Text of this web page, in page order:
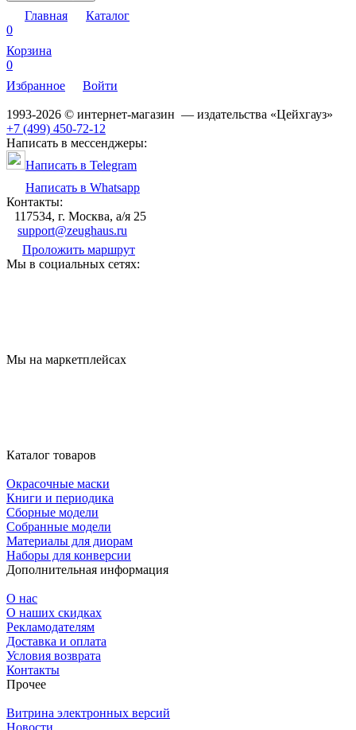
Главная
Каталог
0
Корзина
0
Избранное
Войти
1993-2026 © интернет-магазин — издательства «Цейхгауз»
+7 (499) 450-72-12
Написать в мессенджеры:
Написать в Telegram
Написать в Whatsapp
Контакты:
117534, г. Москва, а/я 25
support@zeughaus.ru
Проложить маршрут
Мы в социальных сетях:
Мы на маркетплейсах
Каталог товаров
Окрасочные маски
Книги и периодика
Сборные модели
Собранные модели
Материалы для диорам
Наборы для конверсии
Дополнительная информация
О нас
О наших скидках
Рекламодателям
Доставка и оплата
Условия возврата
Контакты
Прочее
Витрина электронных версий
Новости